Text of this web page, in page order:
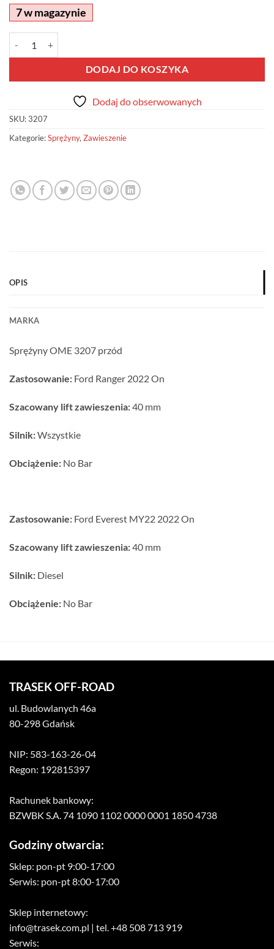
7 w magazynie
DODAJ DO KOSZYKA
Alternative:
Dodaj do obserwowanych
SKU:3207
Kategorie:Sprężyny,Zawieszenie
OPIS
MARKA
Sprężyny OME 3207 przód
Zastosowanie: Ford Ranger 2022 On
Szacowany lift zawieszenia:40 mm
Silnik:Wszystkie
Obciążenie: No Bar
Zastosowanie: Ford Everest MY22 2022 On
Szacowany lift zawieszenia:40 mm
Silnik: Diesel
Obciążenie: No Bar
TRASEK OFF-ROAD
ul. Budowlanych 46a
80-298 Gdańsk
NIP: 583-163-26-04
Regon: 192815397
Rachunek bankowy:
BZWBK S.A. 74 1090 1102 0000 0001 1850 4738
Godziny otwarcia:
Sklep: pon-pt 9:00-17:00
Serwis: pon-pt 8:00-17:00
Sklep internetowy:
info@trasek.com.pl | tel. +48 508 713 919
Serwis: